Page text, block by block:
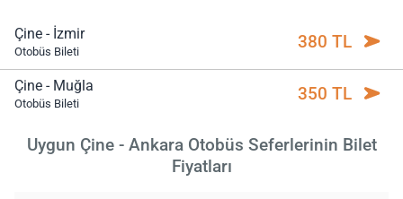
Çine - İzmir
Otobüs Bileti 380 TL
Çine - Muğla
Otobüs Bileti 350 TL
Uygun Çine - Ankara Otobüs Seferlerinin Bilet
Fiyatları